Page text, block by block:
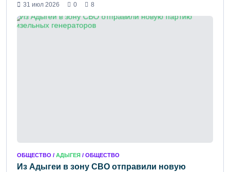
31 июл 2026 0 8
ОБЩЕСТВО / АДЫГЕЯ / ОБЩЕСТВО
Из Адыгеи в зону СВО отправили новую